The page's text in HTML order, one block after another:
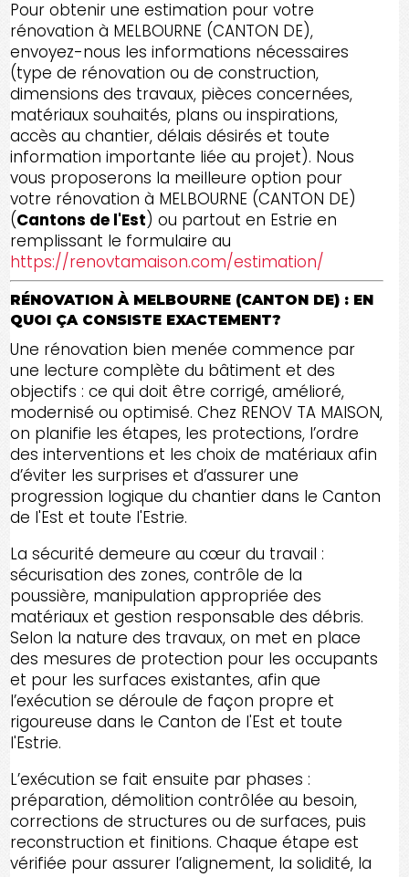
Pour obtenir une estimation pour votre
rénovation à MELBOURNE (CANTON DE),
envoyez-nous les informations nécessaires
(type de rénovation ou de construction,
dimensions des travaux, pièces concernées,
matériaux souhaités, plans ou inspirations,
accès au chantier, délais désirés et toute
information importante liée au projet). Nous
vous proposerons la meilleure option pour
votre rénovation à MELBOURNE (CANTON DE)
(Cantons de l'Est) ou partout en Estrie en
remplissant le formulaire au
https://renovtamaison.com/estimation/
RÉNOVATION À MELBOURNE (CANTON DE) : EN
QUOI ÇA CONSISTE EXACTEMENT?
Une rénovation bien menée commence par
une lecture complète du bâtiment et des
objectifs : ce qui doit être corrigé, amélioré,
modernisé ou optimisé. Chez RENOV TA MAISON,
on planifie les étapes, les protections, l’ordre
des interventions et les choix de matériaux afin
d’éviter les surprises et d’assurer une
progression logique du chantier dans le Canton
de l'Est et toute l'Estrie.
La sécurité demeure au cœur du travail :
sécurisation des zones, contrôle de la
poussière, manipulation appropriée des
matériaux et gestion responsable des débris.
Selon la nature des travaux, on met en place
des mesures de protection pour les occupants
et pour les surfaces existantes, afin que
l’exécution se déroule de façon propre et
rigoureuse dans le Canton de l'Est et toute
l'Estrie.
L’exécution se fait ensuite par phases :
préparation, démolition contrôlée au besoin,
corrections de structures ou de surfaces, puis
reconstruction et finitions. Chaque étape est
vérifiée pour assurer l’alignement, la solidité, la